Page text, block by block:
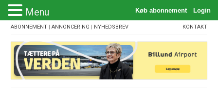
ABONNEMENT |ANNONCERING | NYHEDSBREV KONTAKT
Menu